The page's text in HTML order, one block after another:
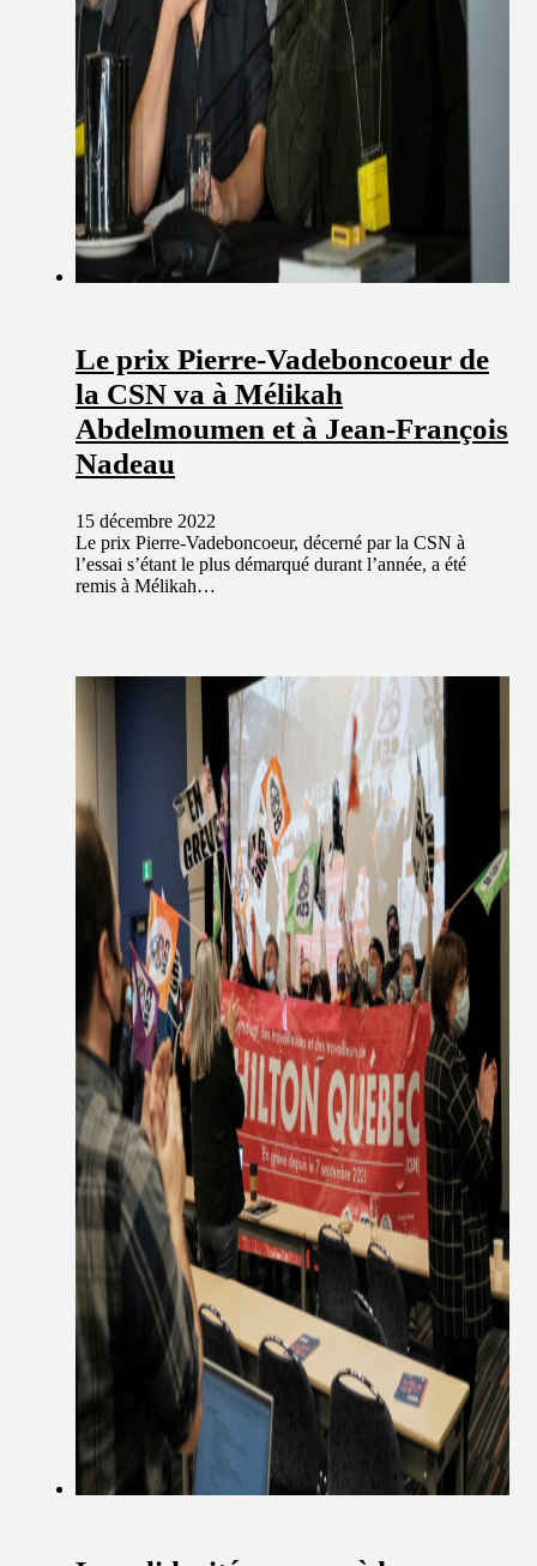
Le prix Pierre-Vadeboncoeur de
la CSN va à Mélikah
Abdelmoumen et à Jean-François
Nadeau
15 décembre 2022
Le prix Pierre-Vadeboncoeur, décerné par la CSN à
l’essai s’étant le plus démarqué durant l’année, a été
remis à Mélikah…